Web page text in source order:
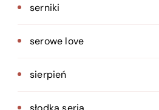
serniki
serowe love
sierpień